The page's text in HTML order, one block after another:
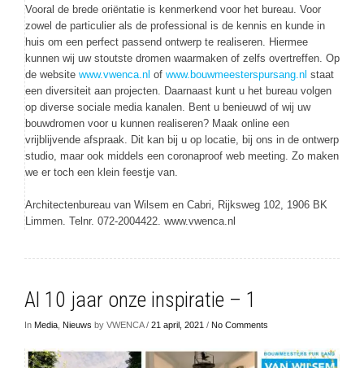
Vooral de brede oriëntatie is kenmerkend voor het bureau. Voor
zowel de particulier als de professional is de kennis en kunde in
huis om een perfect passend ontwerp te realiseren. Hiermee
kunnen wij uw stoutste dromen waarmaken of zelfs overtreffen. Op
de website www.vwenca.nl of www.bouwmeesterspursang.nl staat
een diversiteit aan projecten. Daarnaast kunt u het bureau volgen
op diverse sociale media kanalen. Bent u benieuwd of wij uw
bouwdromen voor u kunnen realiseren? Maak online een
vrijblijvende afspraak. Dit kan bij u op locatie, bij ons in de ontwerp
studio, maar ook middels een coronaproof web meeting. Zo maken
we er toch een klein feestje van.
Architectenbureau van Wilsem en Cabri, Rijksweg 102, 1906 BK
Limmen. Telnr. 072-2004422. www.vwenca.nl
Al 10 jaar onze inspiratie – 1
In Media Nieuws by VWENCA / 21 april, 2021 / No Comments